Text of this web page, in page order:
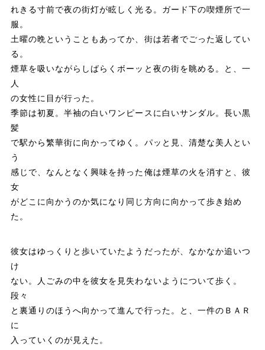
れきる寸前で夜の街灯が眩しく光る。ガード下の喫煙所で一
服。
土曜の晩ということもあってか、街は若者でごった返してい
る。
煙草を吸いながらしばらくボーッと夜の街を眺める。と、一
人
の女性に目が行った。
季節は初夏。半袖の白いワンピースに白いサンダル。長い黒
髪
で駅から繁華街に向かってゆく。パッと見、清楚な美人とい
う
感じで、なんとなく興味を持った俺は煙草の火を消すと、彼
女
がどこに向かうのか気になり同じ方向に向かって歩き始め
た。
彼女はゆっくりと歩いていたようだったが、なかなか追いつ
け
ない。人ごみの中を彼女を見失わないようについて歩く。
段々
と裏通りのほうへ向かって進んで行った。と、一件のＢＡＲ
に
入っていくのが見えた。